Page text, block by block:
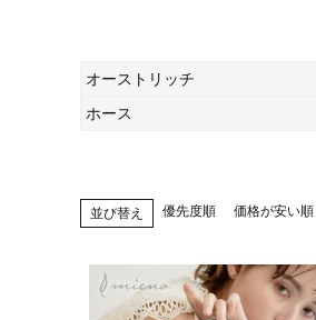
オーストリッチ
ホース
並び替え 優先度順 価格が安い順